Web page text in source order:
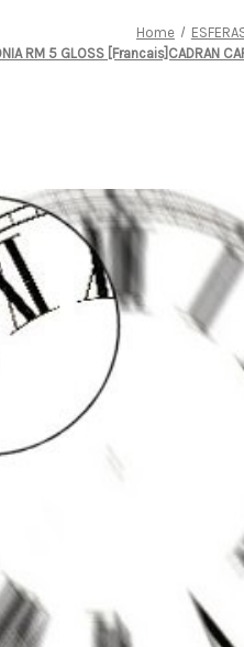
Home
RM 5 GLOSS [Francais]CADRAN